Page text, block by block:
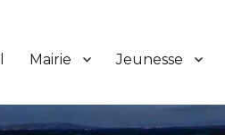
Mairie Jeunesse